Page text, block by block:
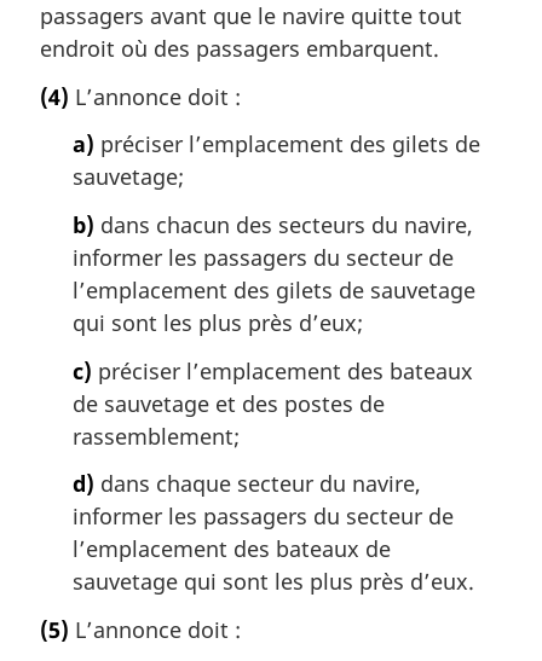
passagers avant que le navire quitte tout
endroit où des passagers embarquent.
(4) L’annonce doit :
a) préciser l’emplacement des gilets de
sauvetage;
b) dans chacun des secteurs du navire,
informer les passagers du secteur de
l’emplacement des gilets de sauvetage
qui sont les plus près d’eux;
c) préciser l’emplacement des bateaux
de sauvetage et des postes de
rassemblement;
d) dans chaque secteur du navire,
informer les passagers du secteur de
l’emplacement des bateaux de
sauvetage qui sont les plus près d’eux.
(5) L’annonce doit :